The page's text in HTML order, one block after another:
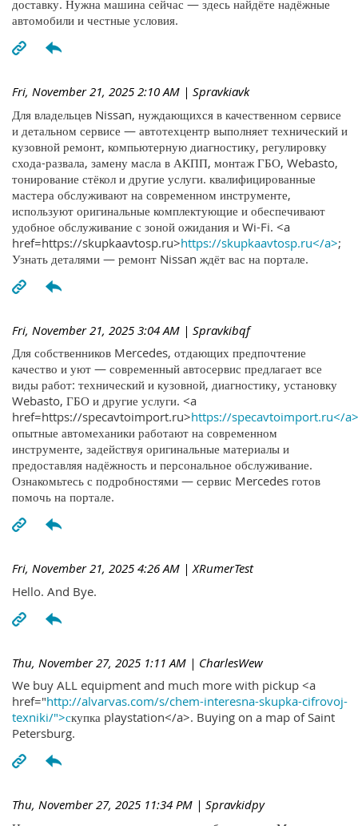
доставку. Нужна машина сейчас — здесь найдёте надёжные
автомобили и честные условия.
Fri, November 21, 2025 2:10 AM | Spravkiavk
Для владельцев Nissan, нуждающихся в качественном сервисе
и детальном сервисе — автотехцентр выполняет технический и
кузовной ремонт, компьютерную диагностику, регулировку
схода-развала, замену масла в АКПП, монтаж ГБО, Webasto,
тонирование стёкол и другие услуги. квалифицированные
мастера обслуживают на современном инструменте,
используют оригинальные комплектующие и обеспечивают
удобное обслуживание с зоной ожидания и Wi-Fi. <a
href=https://skupkaavtosp.ru>https://skupkaavtosp.ru</a>;
Узнать деталями — ремонт Nissan ждёт вас на портале.
Fri, November 21, 2025 3:04 AM | Spravkibqf
Для собственников Mercedes, отдающих предпочтение
качество и уют — современный автосервис предлагает все
виды работ: технический и кузовной, диагностику, установку
Webasto, ГБО и другие услуги. <a
href=https://specavtoimport.ru>https://specavtoimport.ru</a>
опытные автомеханики работают на современном
инструменте, задействуя оригинальные материалы и
предоставляя надёжность и персональное обслуживание.
Ознакомьтесь с подробностями — сервис Mercedes готов
помочь на портале.
Fri, November 21, 2025 4:26 AM | XRumerTest
Hello. And Bye.
Thu, November 27, 2025 1:11 AM | CharlesWew
We buy ALL equipment and much more with pickup <a
href="http://alvarvas.com/s/chem-interesna-skupka-cifrovoj-
texniki/">скупка playstation</a>. Buying on a map of Saint
Petersburg.
Thu, November 27, 2025 11:34 PM | Spravkidpy